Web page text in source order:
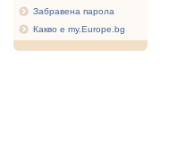
Забравена парола
Какво е my.Europe.bg